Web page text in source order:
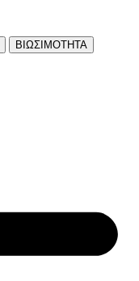
ΒΙΩΣΙΜΟΤΗΤΑ